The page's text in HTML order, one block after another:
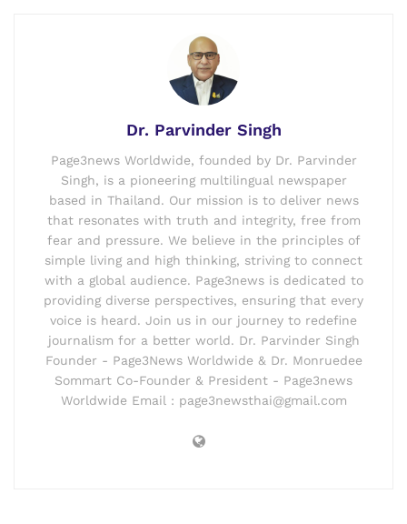
Dr. Parvinder Singh
Page3news Worldwide, founded by Dr. Parvinder
Singh, is a pioneering multilingual newspaper
based in Thailand. Our mission is to deliver news
that resonates with truth and integrity, free from
fear and pressure. We believe in the principles of
simple living and high thinking, striving to connect
with a global audience. Page3news is dedicated to
providing diverse perspectives, ensuring that every
voice is heard. Join us in our journey to redefine
journalism for a better world. Dr. Parvinder Singh
Founder - Page3News Worldwide & Dr. Monruedee
Sommart Co-Founder & President - Page3news
Worldwide Email : page3newsthai@gmail.com